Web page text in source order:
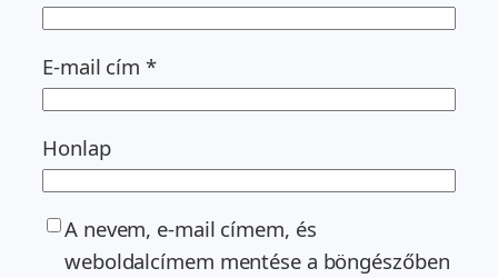
E-mail cím *
Honlap
A nevem, e-mail címem, és
weboldalcímem mentése a böngészőben